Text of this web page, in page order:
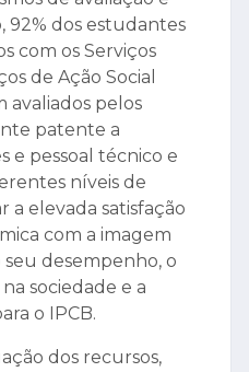
92% dos estudantes
com os Serviços
de Ação Social
pelos
patente a
e pessoal técnico e
níveis de
a elevada satisfação
com a imagem
desempenho, o
sociedade e a
o IPCB.
dos recursos,